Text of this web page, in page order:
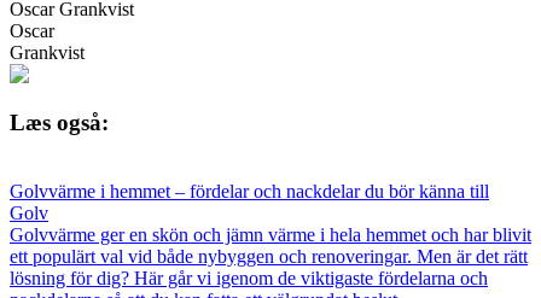
Oscar Grankvist
Oscar
Grankvist
Læs også:
Golvvärme i hemmet – fördelar och nackdelar du bör känna till
Golv
Golvvärme ger en skön och jämn värme i hela hemmet och har blivit
ett populärt val vid både nybyggen och renoveringar. Men är det rätt
lösning för dig? Här går vi igenom de viktigaste fördelarna och